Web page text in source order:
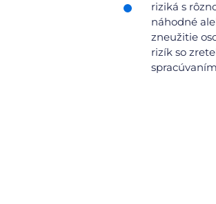
riziká s
náhodné
zneužitie
rizík so